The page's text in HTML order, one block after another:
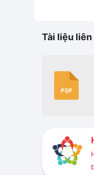
Tài liệu liên
PDF